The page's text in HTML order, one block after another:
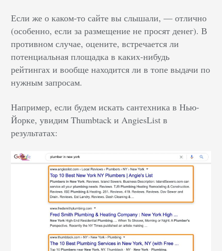
Если же о каком-то сайте вы слышали, — отлично
(особенно, если за размещение не просят денег). В
противном случае, оцените, встречается ли
потенциальная площадка в каких-нибудь
рейтингах и вообще находится ли в топе выдачи по
нужным запросам.
Например, если будем искать сантехника в Нью-
Йорке, увидим Thumbtack и AngiesList в
результатах: